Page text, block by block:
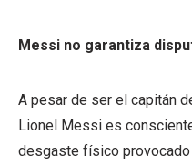
Messi no garantiza
A pesar de ser el capitán
Lionel Messi es
desgaste físico